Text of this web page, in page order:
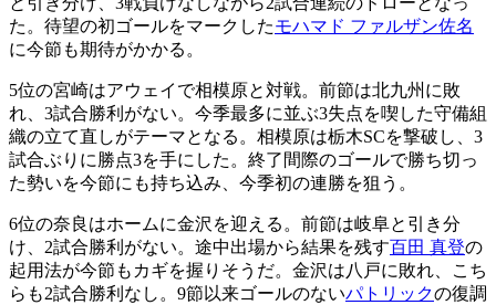
た。待望の初ゴールをマークしたモハマド ファルザン佐名
に今節も期待がかかる。
5位の宮崎はアウェイで相模原と対戦。前節は北九州に敗
れ、3試合勝利がない。今季最多に並ぶ3失点を喫した守備組
織の立て直しがテーマとなる。相模原は栃木SCを撃破し、3
試合ぶりに勝点3を手にした。終了間際のゴールで勝ち切っ
た勢いを今節にも持ち込み、今季初の連勝を狙う。
6位の奈良はホームに金沢を迎える。前節は岐阜と引き分
け、2試合勝利がない。途中出場から結果を残す百田 真登の
起用法が今節もカギを握りそうだ。金沢は八戸に敗れ、こち
らも2試合勝利なし。9節以来ゴールのないパトリックの復調